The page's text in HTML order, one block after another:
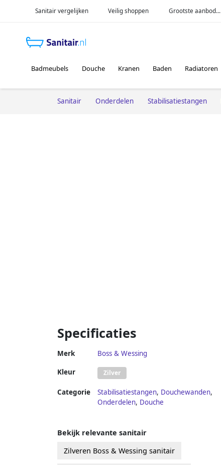
Sanitair vergelijken Veilig shoppen Grootste aanbod...
Badmeubels Douche Kranen Baden Radiatoren
Sanitair Onderdelen Stabilisatiestangen
Specificaties
Merk Boss & Wessing
Kleur Zilver
Categorie Stabilisatiestangen, Douchewanden,
Onderdelen, Douche
Bekijk relevante sanitair
Zilveren Boss & Wessing sanitair